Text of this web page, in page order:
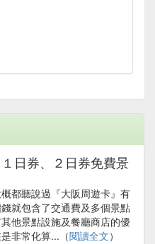
日券、２日券免費景
都聽說過『大阪周遊卡』有
就包含了交通費及多個景點
他景點設施及餐廳商店的優
非常化算...（閱讀全文）